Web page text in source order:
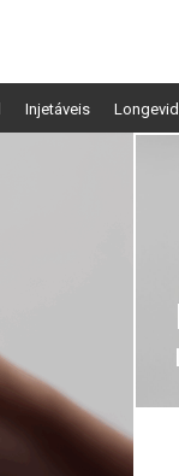
Injetáveis